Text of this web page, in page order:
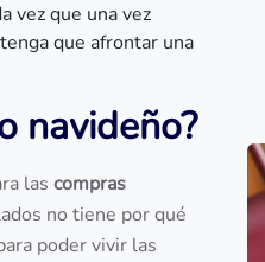
vez que una vez
que afrontar una
navideño?
las compras
no tiene por qué
poder vivir las